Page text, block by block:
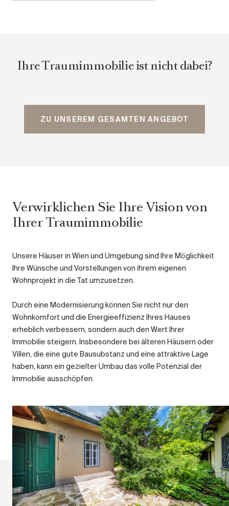
Ihre Traumimmobilie ist nicht dabei?
ZU UNSEREM GESAMTEN ANGEBOT
Verwirklichen Sie Ihre Vision von
Ihrer Traumimmobilie
Unsere Häuser in Wien und Umgebung sind lhre Möglichkeit
lhre Wünsche und Vorstellungen von ihrem eigenen
Wohnprojekt in die Tat umzusetzen.
Durch eine Modernisierung können Sie nicht nur den
Wohnkomfort und die Energieeffizienz Ihres Hauses
erheblich verbessern, sondern auch den Wert Ihrer
Immobilie steigern. Insbesondere bei älteren Häusern oder
Villen, die eine gute Bausubstanz und eine attraktive Lage
haben, kann ein gezielter Umbau das volle Potenzial der
Immobilie ausschöpfen.